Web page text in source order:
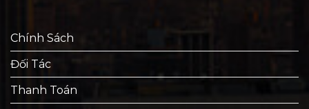
Chính Sách
Đối Tác
Thanh Toán